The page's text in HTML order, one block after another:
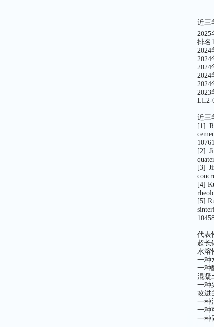
近三
排名1
LL2-
近三
[1]
[2]
[3]
[4]
[5]
代表
超长
水溶
一种
一种
混凝
一种
改进
一种
一种
一种